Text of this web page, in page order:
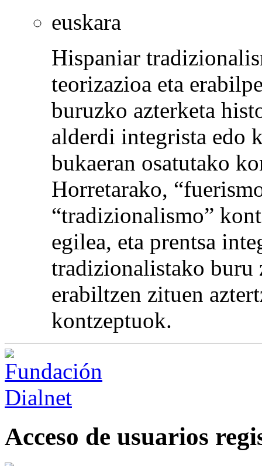
euskara
Hispaniar
teorizazioa eta
buruzko azterketa
alderdi integrista edo
bukaeran osatutako
Horretarako,
“tradizionalismo”
egilea, eta prentsa
tradizionalistako buru
erabiltzen zituen
kontzeptuok.
Acceso de usuarios